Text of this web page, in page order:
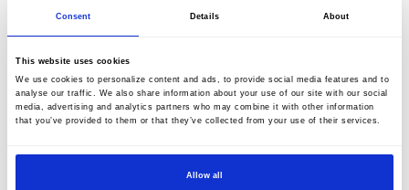
Consent Details About
This website uses cookies
We use cookies to personalize content and ads, to provide social media features and to
analyse our traffic. We also share information about your use of our site with our social
media, advertising and analytics partners who may combine it with other information
that you’ve provided to them or that they’ve collected from your use of their services.
Allow all
под давлением).
рабочее колесо) и RS (вортексное рабочее колесо)
представляют собой компактные горизонтальные
консольные центробежные насосы, изготовленные из
высококачественной нержавеющей стали. Могут